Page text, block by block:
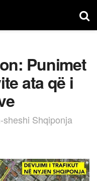
Punimet
ata që i
Shqiponja